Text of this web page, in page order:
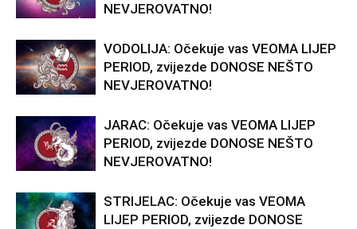
NEVJEROVATNO!
VODOLIJA: Očekuje vas VEOMA LIJEP
PERIOD, zvijezde DONOSE NEŠTO
NEVJEROVATNO!
JARAC: Očekuje vas VEOMA LIJEP
PERIOD, zvijezde DONOSE NEŠTO
NEVJEROVATNO!
STRIJELAC: Očekuje vas VEOMA
LIJEP PERIOD, zvijezde DONOSE